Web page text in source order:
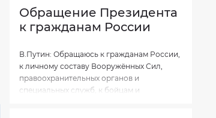
Обращение Президента
к гражданам России
В.Путин: Обращаюсь к гражданам России,
к личному составу Вооружённых Сил,
правоохранительных органов и
специальных служб, к бойцам и